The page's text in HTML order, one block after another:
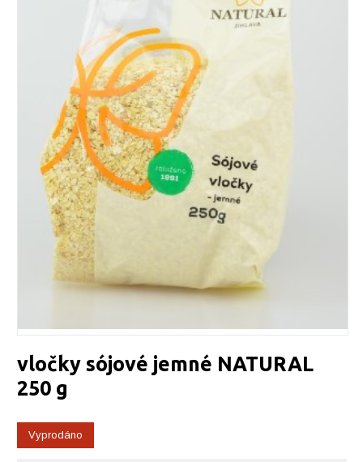
vločky sójové jemné NATURAL
250 g
Vyprodáno